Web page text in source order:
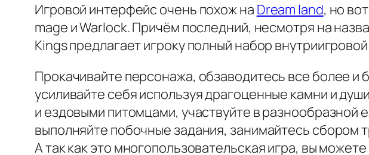
Игровой интерфейс очень похож на Dream land, но
mage и Warlock. Причём последний, несмотря на
Kings предлагает игроку полный набор
Прокачивайте персонажа, обзаводитесь все более
усиливайте себя используя драгоценные камни и
и ездовыми питомцами, участвуйте в разнообразной
выполняйте побочные задания, занимайтесь сбором
А так как это многопользовательская игра, вы